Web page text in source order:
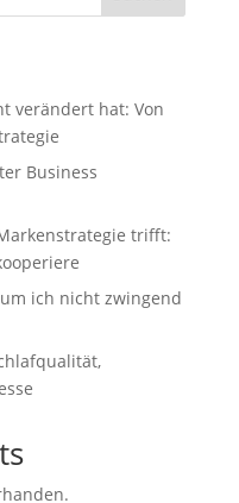
verändert hat: Von
Business
trifft:
ich nicht zwingend